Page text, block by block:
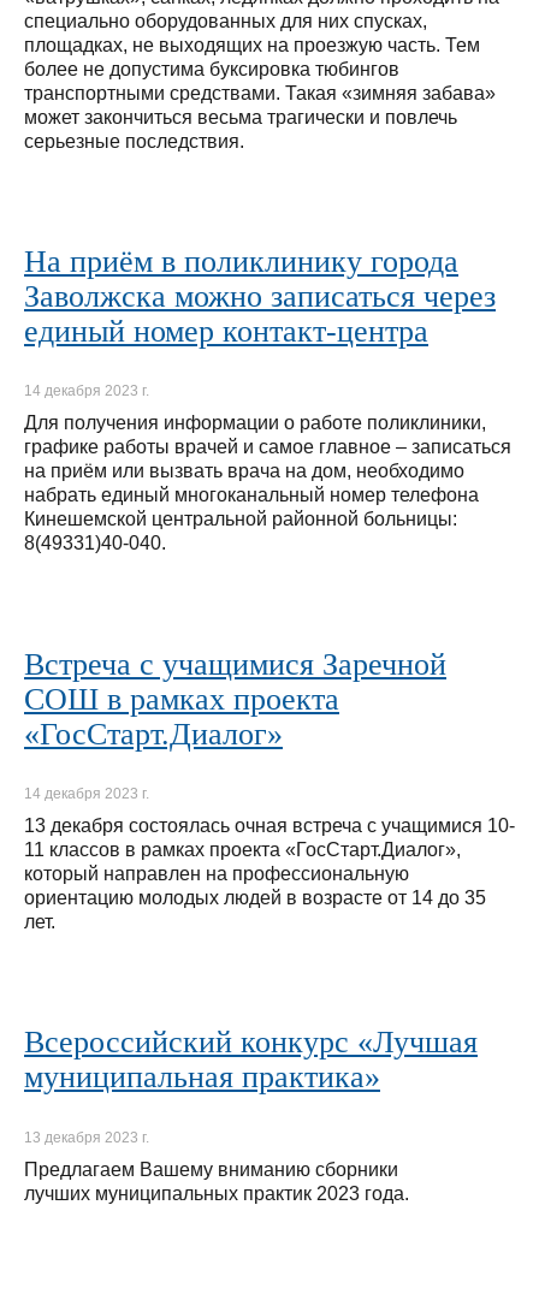
специально оборудованных для них спусках,
площадках, не выходящих на проезжую часть. Тем
более не допустима буксировка тюбингов
транспортными средствами. Такая «зимняя забава»
может закончиться весьма трагически и повлечь
серьезные последствия.
На приём в поликлинику города
Заволжска можно записаться через
единый номер контакт-центра
14 декабря 2023 г.
Для получения информации о работе поликлиники,
графике работы врачей и самое главное – записаться
на приём или вызвать врача на дом, необходимо
набрать единый многоканальный номер телефона
Кинешемской центральной районной больницы:
8(49331)40-040.
Встреча с учащимися Заречной
СОШ в рамках проекта
«ГосСтарт.Диалог»
14 декабря 2023 г.
13 декабря состоялась очная встреча с учащимися 10-
11 классов в рамках проекта «ГосСтарт.Диалог»,
который направлен на профессиональную
ориентацию молодых людей в возрасте от 14 до 35
лет.
Всероссийский конкурс «Лучшая
муниципальная практика»
13 декабря 2023 г.
Предлагаем Вашему вниманию сборники
лучших муниципальных практик 2023 года.